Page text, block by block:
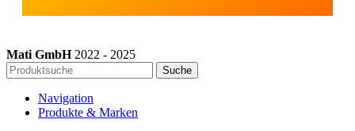
Mati GmbH 2022 - 2025
Suche
Navigation
Produkte & Marken